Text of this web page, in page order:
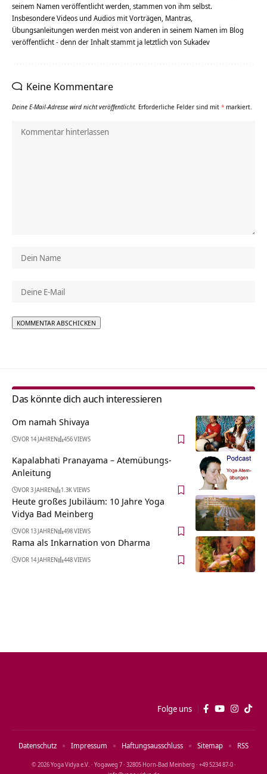
seinem Namen veröffentlicht werden, stammen von ihm selbst.
Insbesondere Videos und Audios mit Vorträgen, Mantras,
Übungsanleitungen werden meist von anderen in seinem Namen im Blog
veröffentlicht - denn der Inhalt stammt ja letztlich von Sukadev
Keine Kommentare
Deine E-Mail-Adresse wird nicht veröffentlicht. Erforderliche Felder sind mit * markiert.
Das könnte dich auch interessieren
Om namah Shivaya
VOR 14 JAHREN 456 VIEWS
Kapalabhati Pranayama – Atemübungs-
Anleitung
VOR 3 JAHREN 1.3K VIEWS
Heute großes Jubiläum: 10 Jahre Yoga
Vidya Bad Meinberg
VOR 13 JAHREN 498 VIEWS
Rama als Inkarnation von Dharma
VOR 14 JAHREN 448 VIEWS
Folge uns
© 2026 Yoga Vidya e.V. · Yogaweg 7 · 32805 Horn‑Bad Meinberg · +49 5234 87‑0 ·
Datenschutz Impressum Haftungsausschluss Sitemap RSS